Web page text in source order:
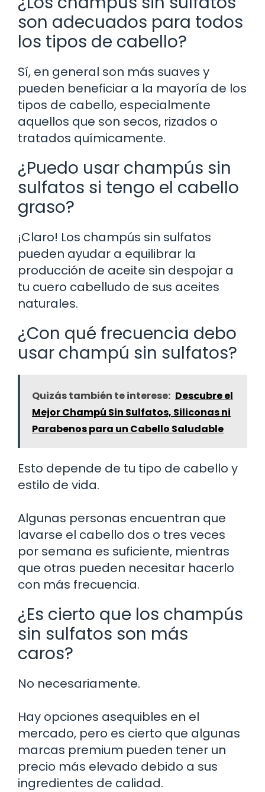
son adecuados para todos
los tipos de cabello?
Sí, en general son más suaves y
pueden beneficiar a la mayoría de los
tipos de cabello, especialmente
aquellos que son secos, rizados o
tratados químicamente.
¿Puedo usar champús sin
sulfatos si tengo el cabello
graso?
¡Claro! Los champús sin sulfatos
pueden ayudar a equilibrar la
producción de aceite sin despojar a
tu cuero cabelludo de sus aceites
naturales.
¿Con qué frecuencia debo
usar champú sin sulfatos?
Quizás también te interese: Descubre el
Mejor Champú Sin Sulfatos, Siliconas ni
Parabenos para un Cabello Saludable
Esto depende de tu tipo de cabello y
estilo de vida.
Algunas personas encuentran que
lavarse el cabello dos o tres veces
por semana es suficiente, mientras
que otras pueden necesitar hacerlo
con más frecuencia.
¿Es cierto que los champús
sin sulfatos son más
caros?
No necesariamente.
Hay opciones asequibles en el
mercado, pero es cierto que algunas
marcas premium pueden tener un
precio más elevado debido a sus
ingredientes de calidad.